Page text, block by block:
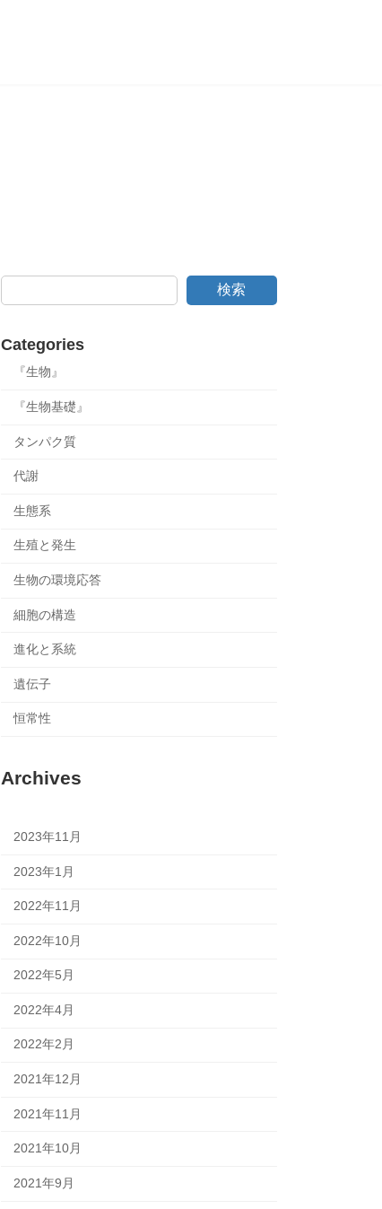
検索
Categories
『生物』
『生物基礎』
タンパク質
代謝
生態系
生殖と発生
生物の環境応答
細胞の構造
進化と系統
遺伝子
恒常性
Archives
2023年11月
2023年1月
2022年11月
2022年10月
2022年5月
2022年4月
2022年2月
2021年12月
2021年11月
2021年10月
2021年9月